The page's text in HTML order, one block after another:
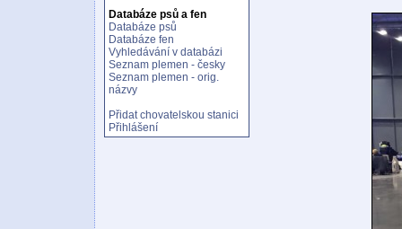
Databáze psů a fen
Databáze psů
Databáze fen
Vyhledávání v databázi
Seznam plemen - česky
Seznam plemen - orig.
názvy
Přidat chovatelskou stanici
Přihlášení